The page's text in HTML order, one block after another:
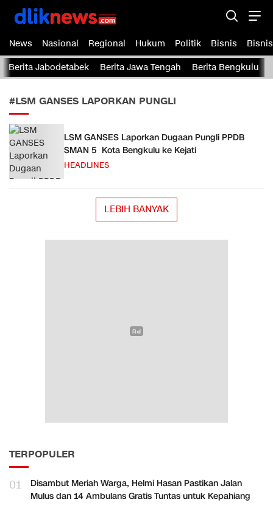
Dliknews.com
dliknews.com – Berita Cepat – Akurat dan Terverifikasi
News Nasional Regional Hukum Politik Bisnis Bisnis
Berita Jabodetabek Berita Jawa Tengah Berita Bengkulu
#LSM GANSES LAPORKAN PUNGLI
LSM GANSES Laporkan Dugaan Pungli PPDB
SMAN 5 Kota Bengkulu ke Kejati
HEADLINES
LEBIH BANYAK
TERPOPULER
01
Disambut Meriah Warga, Helmi Hasan Pastikan Jalan
Mulus dan 14 Ambulans Gratis Tuntas untuk Kepahiang